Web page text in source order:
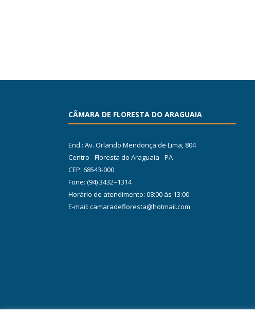
CÂMARA DE FLORESTA DO ARAGUAIA
End.: Av. Orlando Mendonça de Lima, 804
Centro - Floresta do Araguaia - PA
CEP: 68543-000
Fone: (94) 3432–1314
Horário de atendimento: 08:00 às 13:00
E-mail: camaradefloresta@hotmail.com